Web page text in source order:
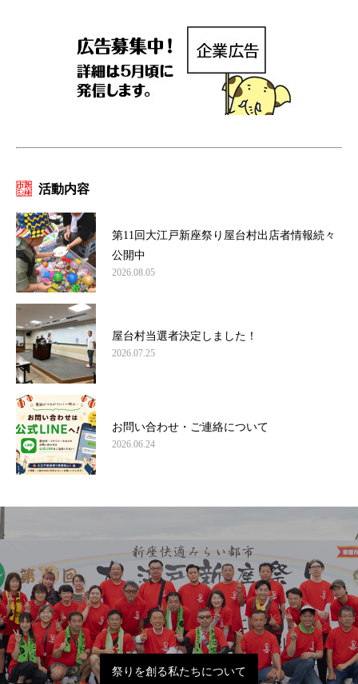
活動内容
第11回大江戸新座祭り屋台村出店者情報続々
公開中
2026.08.05
屋台村当選者決定しました！
2026.07.25
お問い合わせ・ご連絡について
2026.06.24
祭りを創る私たちについて